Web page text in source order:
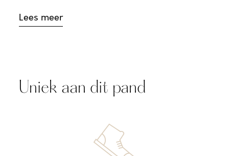
Lees meer
Uniek aan dit pand